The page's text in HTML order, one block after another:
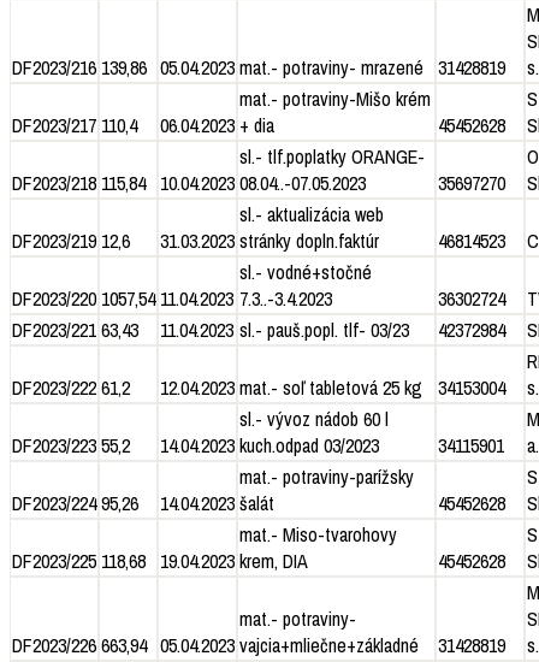
DF2023/216 139,86 05.04.2023mat.- potraviny- mrazené 31428819
DF2023/217 110,4 06.04.2023
mat.- potraviny-Mišo krém
+ dia
45452628
DF2023/218 115,84 10.04.2023
sl.- tlf.poplatky ORANGE-
08.04..-07.05.2023
35697270
DF2023/219 12,6 31.03.2023
sl.- aktualizácia web
stránky dopln.faktúr
46814523
DF2023/220 1057,54 11.04.2023
sl.- vodné+stočné
7.3..-3.4.2023
36302724
DF2023/22163,43 11.04.2023 sl.- pauš.popl. tlf- 03/23 42372984
DF2023/22261,2 12.04.2023mat.- soľ tabletová 25 kg 34153004
DF2023/22355,2 14.04.2023
sl.- vývoz nádob 60 l
kuch.odpad 03/2023
34115901
DF2023/22495,26 14.04.2023
mat.- potraviny-parížsky
šalát
45452628
DF2023/225 118,68 19.04.2023
mat.- Miso-tvarohovy
krem, DIA
45452628
DF2023/226663,94 05.04.2023
mat.- potraviny-
vajcia+mliečne+základné
31428819